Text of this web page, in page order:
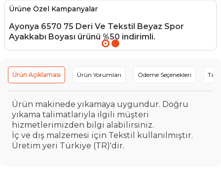
Ürüne Özel Kampanyalar
Ayonya 6570 75 Deri Ve Tekstil Beyaz Spor
Ayakkabı Boyası ürünü %50 indirimli.
Ürün Açıklaması Ürün Yorumları Ödeme Seçenekleri
Ürün makinede yıkamaya uygundur. Doğru
yıkama talimatlarıyla ilgili müşteri
hizmetlerimizden bilgi alabilirsiniz.
İç ve dış malzemesi için Tekstil kullanılmıştır.
Üretim yeri Türkiye (TR)'dir.